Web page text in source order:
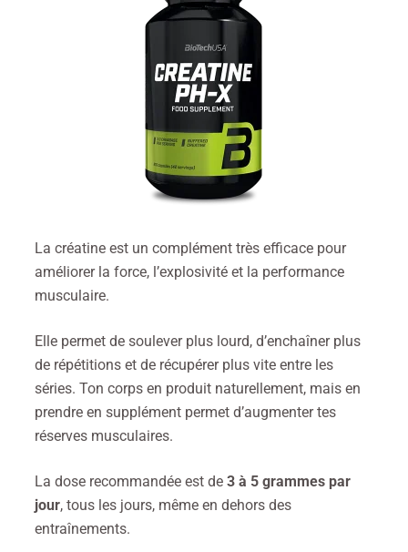
La créatine est un complément très efficace pour
améliorer la force, l’explosivité et la performance
musculaire.
Elle permet de soulever plus lourd, d’enchaîner plus
de répétitions et de récupérer plus vite entre les
séries. Ton corps en produit naturellement, mais en
prendre en supplément permet d’augmenter tes
réserves musculaires.
La dose recommandée est de 3 à 5 grammes par
jour, tous les jours, même en dehors des
entraînements.